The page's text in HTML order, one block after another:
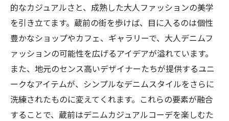
デニムが創る新しいファッションの可能性
蔵前で再発見するデニムの魅力
大人ファッションの新たなスタイルを探る
蔵前でデニムの極みを体感する
蔵前の風情に溶け込む大人デニムファッション
の魅力
蔵前の魅力が映し出すデニムスタイル
的なカジュアルさと、成熟した大人ファッションの美学
を引き立てます。蔵前の街を歩けば、目に入るのは個性
豊かなショップやカフェ、ギャラリーで、大人デニムフ
ァッションの可能性を広げるアイデアが溢れています。
また、地元のセンス高いデザイナーたちが提供するユニ
ークなアイテムが、シンプルなデニムスタイルをさらに
洗練されたものに変えてくれます。これらの要素が融合
することで、蔵前はデニムカジュアルコーデを楽しむた